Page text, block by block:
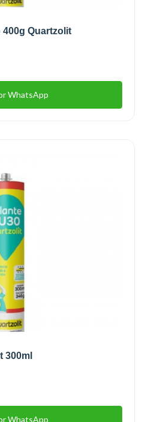
Quartzolit
WhatsApp
300ml
WhatsApp